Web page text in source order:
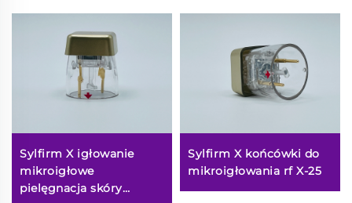
Sylfirm X igłowanie
mikroigłowe
pielęgnacja skóry
Sylfirm X końcówki do
mikroigłowania rf X-25